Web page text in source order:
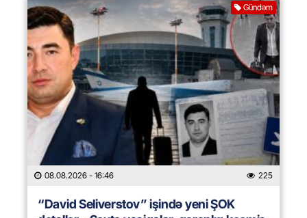
Gündəm
08.08.2026 - 16:46 225
“David Seliverstov” işində yeni ŞOK